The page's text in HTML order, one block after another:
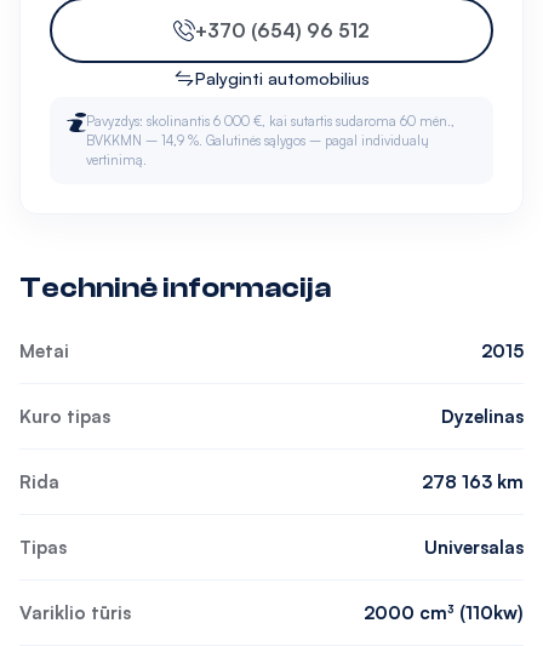
+370 (654) 96 512
Palyginti automobilius
Pavyzdys: skolinantis 6 000 €, kai sutartis sudaroma 60 mėn.,
BVKKMN – 14,9 %. Galutinės sąlygos – pagal individualų
vertinimą.
Techninė informacija
Metai 2015
Kuro tipas Dyzelinas
Rida 278 163 km
Tipas Universalas
Variklio tūris 2000 cm³ (110kw)